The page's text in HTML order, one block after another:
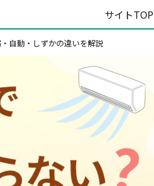
サイトTOP
自動・しずかの違いを解説